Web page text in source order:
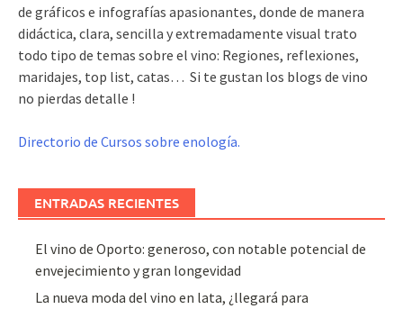
de gráficos e infografías apasionantes, donde de manera
didáctica, clara, sencilla y extremadamente visual trato
todo tipo de temas sobre el vino: Regiones, reflexiones,
maridajes, top list, catas… Si te gustan los blogs de vino
no pierdas detalle !
Directorio de Cursos sobre enología.
ENTRADAS RECIENTES
El vino de Oporto: generoso, con notable potencial de
envejecimiento y gran longevidad
La nueva moda del vino en lata, ¿llegará para